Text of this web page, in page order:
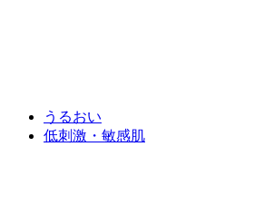
うるおい
低刺激・敏感肌